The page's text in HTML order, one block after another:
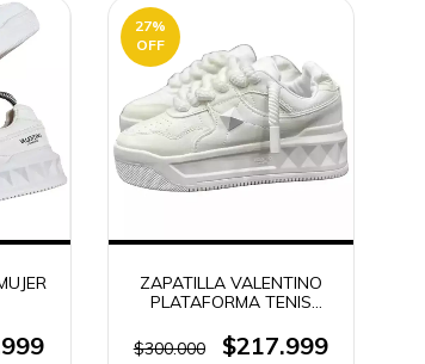
27%
OFF
ZAPATILLA VALENTINO
PLATAFORMA TENIS
$300.000
$217.999